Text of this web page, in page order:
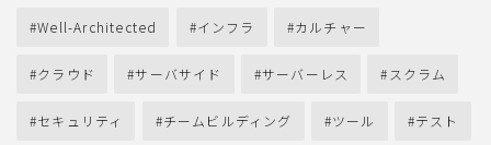
Well-Architected インフラ カルチャー
クラウド サーバサイド サーバーレス スクラム
セキュリティ チームビルディング ツール テスト